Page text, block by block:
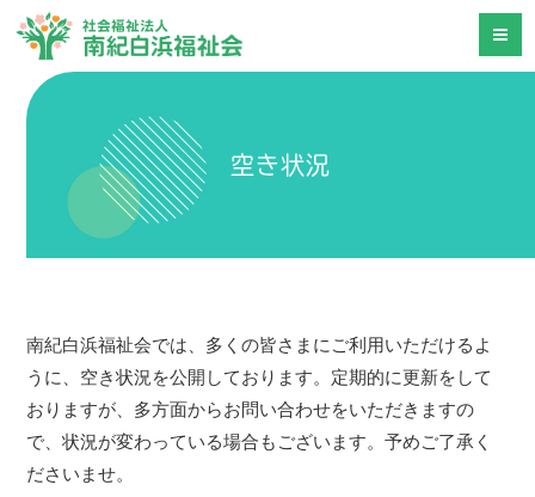
空き状況
南紀白浜福祉会では、多くの皆さまにご利用いただけるよ
うに、空き状況を公開しております。定期的に更新をして
おりますが、多方面からお問い合わせをいただきますの
で、状況が変わっている場合もございます。予めご了承く
ださいませ。